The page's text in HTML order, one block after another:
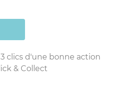
clics d'une bonne action
& Collect